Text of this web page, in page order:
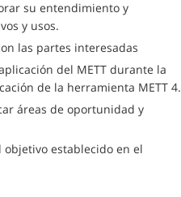
su entendimiento y
y usos.
las partes interesadas
del METT durante la
de la herramienta METT 4.
áreas de oportunidad y
establecido en el